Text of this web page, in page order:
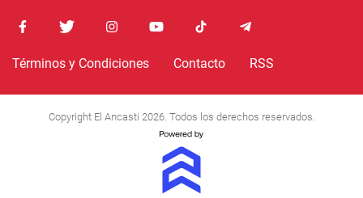
Términos y Condiciones Contacto RSS
Copyright El Ancasti 2026. Todos los derechos reservados.